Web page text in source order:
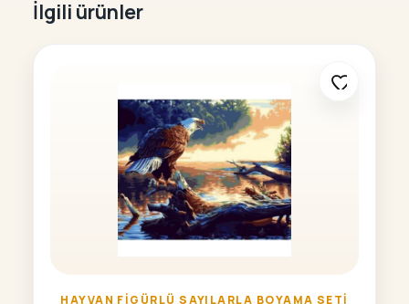
İlgili ürünler
HAYVAN FIGÜRLÜ SAYILARLA BOYAMA SETI